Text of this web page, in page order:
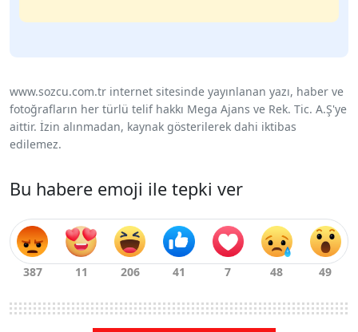
www.sozcu.com.tr internet sitesinde yayınlanan yazı, haber ve
fotoğrafların her türlü telif hakkı Mega Ajans ve Rek. Tic. A.Ş'ye
aittir. İzin alınmadan, kaynak gösterilerek dahi iktibas
edilemez.
Bu habere emoji ile tepki ver